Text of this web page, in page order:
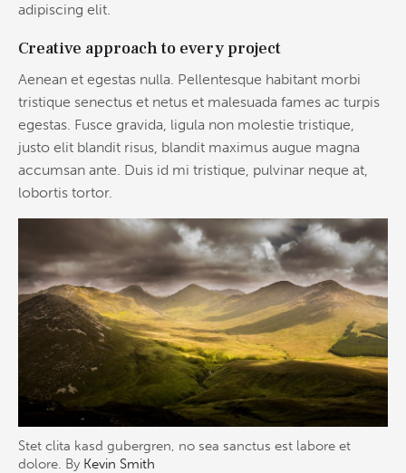
adipiscing elit.
Creative approach to every project
Aenean et egestas nulla. Pellentesque habitant morbi
tristique senectus et netus et malesuada fames ac turpis
egestas. Fusce gravida, ligula non molestie tristique,
justo elit blandit risus, blandit maximus augue magna
accumsan ante. Duis id mi tristique, pulvinar neque at,
lobortis tortor.
Stet clita kasd gubergren, no sea sanctus est labore et
dolore. By Kevin Smith